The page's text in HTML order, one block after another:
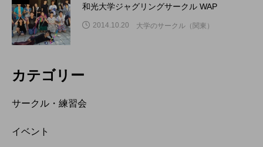
和光大学ジャグリングサークル WAP
2014.10.20 大学のサークル（関東）
カテゴリー
サークル・練習会
イベント